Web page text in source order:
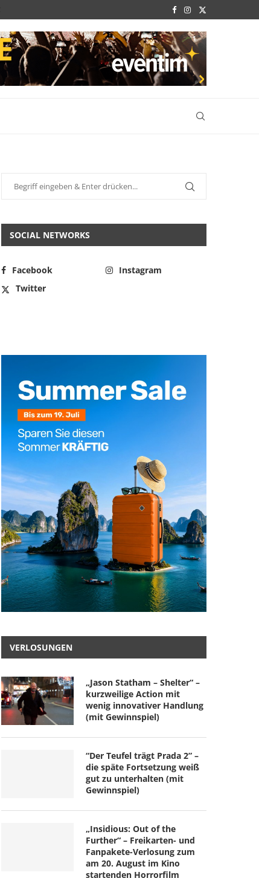
SOCIAL NETWORKS
Facebook
Instagram
Twitter
VERLOSUNGEN
„Jason Statham – Shelter“ –
kurzweilige Action mit
wenig innovativer Handlung
(mit Gewinnspiel)
“Der Teufel trägt Prada 2” –
die späte Fortsetzung weiß
gut zu unterhalten (mit
Gewinnspiel)
„Insidious: Out of the
Further“ – Freikarten- und
Fanpakete-Verlosung zum
am 20. August im Kino
startenden Horrorfilm